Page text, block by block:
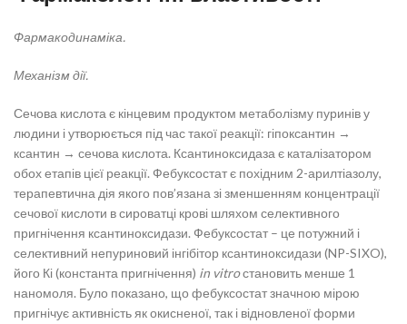
Фармакодинаміка.
Механізм дії.
Сечова кислота є кінцевим продуктом метаболізму пуринів у
людини і утворюється під час такої реакції: гіпоксантин →
ксантин → сечова кислота. Ксантиноксидаза є каталізатором
обох етапів цієї реакції. Фебуксостат є похідним 2-арилтіазолу,
терапевтична дія якого пов’язана зі зменшенням концентрації
сечової кислоти в сироватці крові шляхом селективного
пригнічення ксантиноксидази. Фебуксостат – це потужний і
селективний непуриновий інгібітор ксантиноксидази (NP-SIXO),
його Кі (константа пригнічення) in vitroстановить менше 1
наномоля. Було показано, що фебуксостат значною мірою
пригнічує активність як окисненої, так і відновленої форми